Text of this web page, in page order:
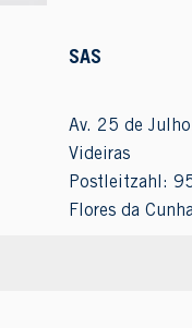
SAS
Av. 25 de
Videiras
Postleitzahl:
Flores da